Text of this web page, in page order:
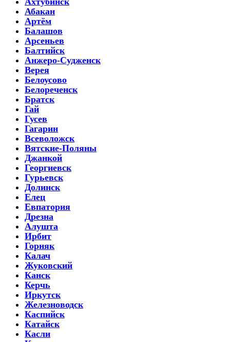
Абакан
Артём
Балашов
Арсеньев
Балтийск
Анжеро-Судженск
Верея
Белоусово
Белореченск
Братск
Гай
Гусев
Гагарин
Всеволожск
Вятские-Поляны
Джанкой
Георгиевск
Гурьевск
Долинск
Елец
Евпатория
Дрезна
Алушта
Ирбит
Горняк
Калач
Жуковский
Канск
Керчь
Иркутск
Железноводск
Каспийск
Катайск
Касли